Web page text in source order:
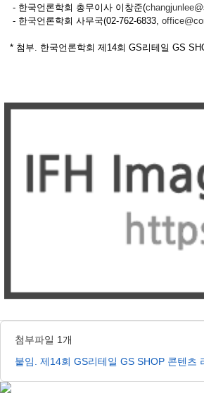
- 한국언론학회 총무이사 이창준(
- 한국언론학회 사무국(02-762-6833,
* 첨부. 한국언론학회 제14회 GS리테일 GS
첨부파일 1개
붙임. 제14회 GS리테일 GS SHOP 콘텐츠